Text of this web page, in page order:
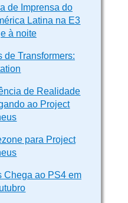
de Imprensa do
Latina na E3
à noite
de Transformers:
de Realidade
ao Project
para Project
Chega ao PS4 em